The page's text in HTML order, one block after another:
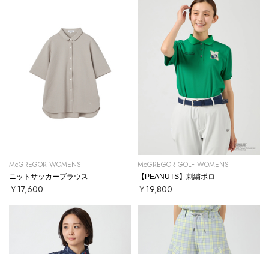
McGREGOR WOMENS
ニットサッカーブラウス
￥17,600
McGREGOR GOLF WOMENS
【PEANUTS】刺繍ポロ
￥19,800